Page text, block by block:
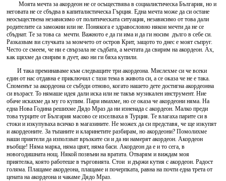
Моята мечта за акордеон не се осъществява в социалистическа България, но и
неговата не се сбъдва в капиталистическа Гърция. Една мечта може да си остане
неосъществена независимо от политическата ситуация, независимо от това дали
родителите са заможни или не. Понякога е здравословно някои мечти да не се
сбъднат. Те за това са мечти. Важното е да ги има и да ги носим дълго в себе си.
Разказвам ви случката за момчето от остров Крит, защото то днес е моят съпруг.
Често се смеем, че ни е свързала не съдбата, а мечтата да свирим на акордеон. Ах,
как щяхме да свирим в дует, ако ни ги бяха купили.
И така преминаваме към следващите три акордеона. Мислехме си че всеки
един от нас отдавна е приключил с тази тема в живота си, а се оказа че не е така.
Споменът за акордеона се събуди отново, когато нашето дете достигна акордеонна
си възраст. То нямаше идея дали иска или не такъв музикален инструмент. Ние
обаче искахме да му го купим. Пари имахме, но се оказа че акордеони няма. На
една Нова Година решихме Дядо Мраз да ни изненада с акордеон. Малко преди
това турците от България масово се изселваха в Турция. Те влагаха парите си в
стоки и изкупуваха всичко в магазините. Не можех да си представя, че ще изкупят
и акордеоните. За тъпаните и кларинетите разбирам, но акордеони? Помолихме
наши приятели да използват връзките си и да ни намерят акордеон. Акордеон
въобще! Няма марка, няма цвят, няма баси. Акордеон да е и то сега, в
новогодишната нощ. Някой позвъни на вратата. Отварям и виждам моя
приятелка, която работеше в търговията. Стои и държи кутия с акордеон. Радост
голяма. Плащаме акордеона, плащаме и почерпката, равна на почти една трета от
цената на акордеона и чакаме Дядо Мраз.